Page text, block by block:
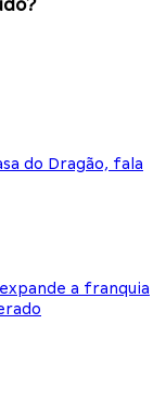
do Dragão, fala
a franquia